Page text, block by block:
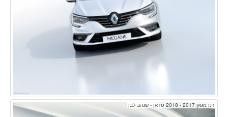
רנו מגאן 2017 - 2018 סדאן - שנהב לבן